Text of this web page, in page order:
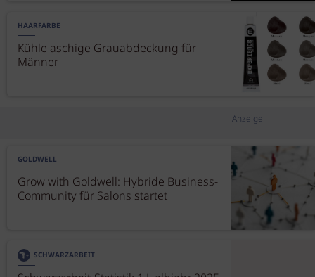
HAARFARBE
Kühle aschige Grauabdeckung für
Männer
Anzeige
GOLDWELL
Grow with Goldwell: Hybride Business-
Community für Salons startet
SCHWARZARBEIT